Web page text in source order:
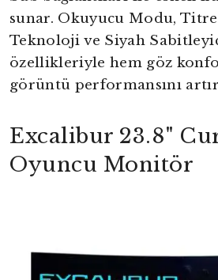
sunar. Okuyucu Modu,
Teknoloji ve Siyah
özellikleriyle hem göz
görüntü performansını
Excalibur 23.8"
Oyuncu Monitör